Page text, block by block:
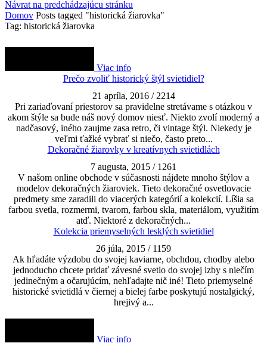
Návrat na predchádzajúcu stránku
Domov Posts tagged "historická žiarovka"
Tag: historická žiarovka
Viac info
Prečo zvoliť historický štýl svietidiel?
21 apríla, 2016 / 2214
Pri zariaďovaní priestorov sa pravidelne stretávame s otázkou v
akom štýle sa bude náš nový domov niesť. Niekto zvolí moderný a
nadčasový, iného zaujme zasa retro, či vintage štýl. Niekedy je
veľmi ťažké vybrať si niečo, často preto...
Dekoračné žiarovky v kreatívnych svietidlách
7 augusta, 2015 / 1261
V našom online obchode v súčasnosti nájdete mnoho štýlov a
modelov dekoračných žiaroviek. Tieto dekoračné osvetlovacie
predmety sme zaradili do viacerých kategórií a kolekcií. Líšia sa
farbou svetla, rozmermi, tvarom, farbou skla, materiálom, využitím
atď. Niektoré z dekoračných...
Kolekcia priemyselných lesklých svietidiel
26 júla, 2015 / 1159
Ak hľadáte výzdobu do svojej kaviarne, obchdou, chodby alebo
jednoducho chcete pridať závesné svetlo do svojej izby s niečím
jedinečným a očarujúcím, nehľadajte nič iné! Tieto priemyselné
historické svietidlá v čiernej a bielej farbe poskytujú nostalgický,
hrejivý a...
Viac info